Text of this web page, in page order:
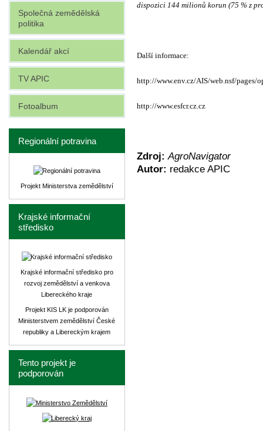
dispozici 144 milionů korun (75 % z
Další informace:
http://www.env.cz/AIS/web.nsf/pages/
http://www.esfcr.cz.cz
Zdroj: AgroNavigator
Autor: redakce APIC
Společná zemědělská
politika
Kalendář akcí
TV APIC
Fotoalbum
Regionální potravina
Projekt Ministerstva zemědělství
Krajské informační
středisko
Krajské informační středisko pro
rozvoj zemědělství a venkova
Libereckého kraje
Projekt KIS LK je podporován
Ministerstvem zemědělství České
republiky a Libereckým krajem
Tento projekt je
podporován